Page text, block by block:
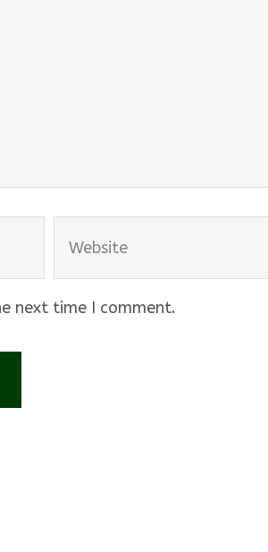
next time I comment.